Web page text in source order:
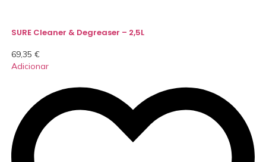
SURE Cleaner & Degreaser – 2,5L
69,35 €
Adicionar